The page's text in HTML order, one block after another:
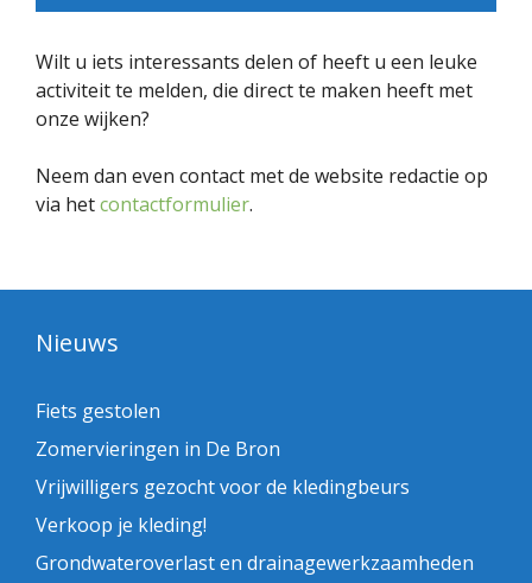
Wilt u iets interessants delen of heeft u een leuke
activiteit te melden, die direct te maken heeft met
onze wijken?
Neem dan even contact met de website redactie op
via hetcontactformulier.
Nieuws
Fiets gestolen
Zomervieringen in De Bron
Vrijwilligers gezocht voor de kledingbeurs
Verkoop je kleding!
Grondwateroverlast en drainagewerkzaamheden